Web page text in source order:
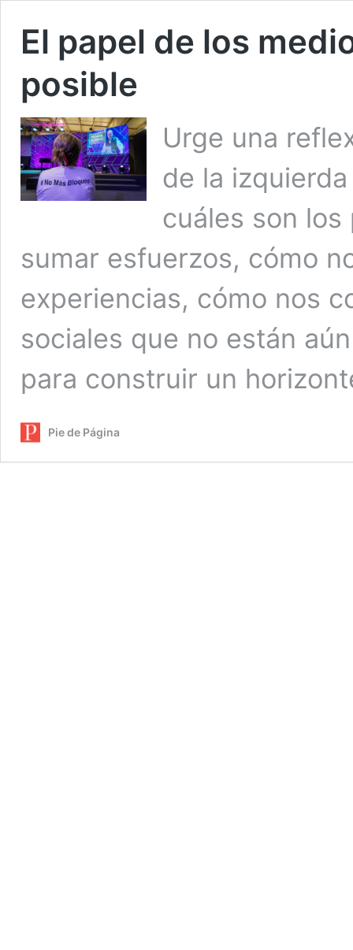
El papel de los
posible
Urge una
de la
cuáles son
sumar esfuerzos, cómo
experiencias, cómo nos
sociales que no están
para construir un
Pie de Página